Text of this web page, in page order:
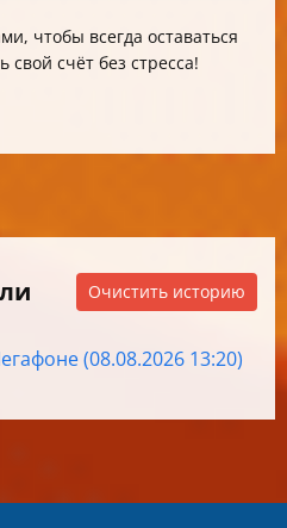
чтобы всегда оставаться
свой счёт без стресса!
Очистить историю
(08.08.2026 13:20)